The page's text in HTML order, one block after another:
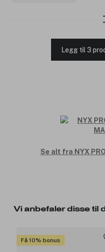
Legg til 3
Se alt fra NYX
Vi anbefaler disse til
Få 10% bonus